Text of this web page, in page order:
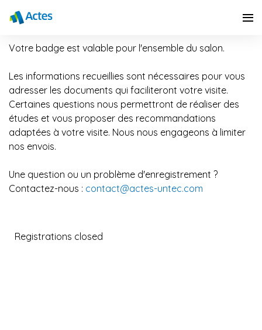
Votre badge est valable pour l'ensemble du salon.
Les informations recueillies sont nécessaires pour vous
adresser les documents qui faciliteront votre visite.
Certaines questions nous permettront de réaliser des
études et vous proposer des recommandations
adaptées à votre visite. Nous nous engageons à limiter
nos envois.
Une question ou un problème d'enregistrement ?
Contactez-nous : contact@actes-untec.com
Registrations closed